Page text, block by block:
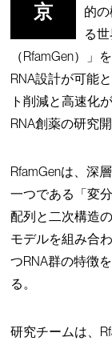
京
的
る
（RfamGen）」
RNA設計が可能
ト削減と高速化
RNA創薬の研究
RfamGenは、深
一つである「変
配列と二次構造
モデルを組み合
つRNA群の特徴
る。
研究チームは、